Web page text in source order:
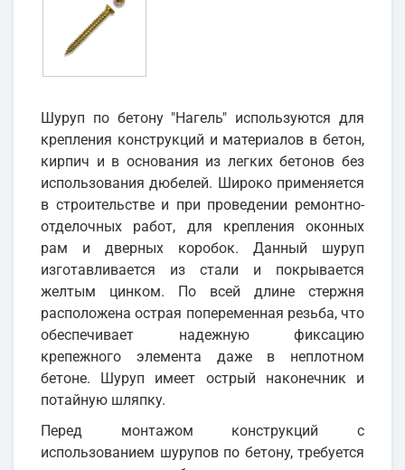
Шуруп по бетону "Нагель" используются для
крепления конструкций и материалов в бетон,
кирпич и в основания из легких бетонов без
использования дюбелей. Широко применяется
в строительстве и при проведении ремонтно-
отделочных работ, для крепления оконных
рам и дверных коробок. Данный шуруп
изготавливается из стали и покрывается
желтым цинком. По всей длине стержня
расположена острая попеременная резьба, что
обеспечивает надежную фиксацию
крепежного элемента даже в неплотном
бетоне. Шуруп имеет острый наконечник и
потайную шляпку.
Перед монтажом конструкций с
использованием шурупов по бетону, требуется